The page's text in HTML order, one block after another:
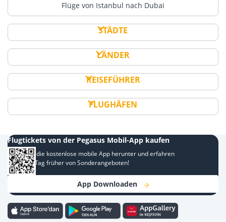
Flüge von Istanbul nach Dubai
STÄDTE
LÄNDER
REISEFÜHRER
FLUGHÄFEN
Flugtickets von der Pegasus Mobil-App kaufen
Laden Sie die kostenlose mobile App herunter und erfahren
Sie einen Tag früher von Sonderangeboten!
App Downloaden